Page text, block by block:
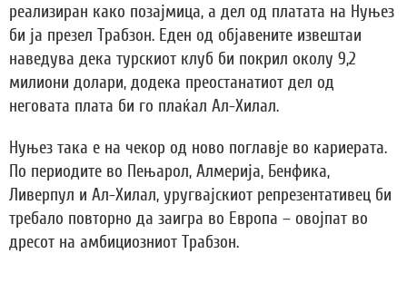
реализиран како позајмица, а дел од платата на Нуњез
би ја презел Трабзон. Еден од објавените извештаи
наведува дека турскиот клуб би покрил околу 9,2
милиони долари, додека преостанатиот дел од
неговата плата би го плаќал Ал-Хилал.
Нуњез така е на чекор од ново поглавје во кариерата.
По периодите во Пењарол, Алмерија, Бенфика,
Ливерпул и Ал-Хилал, уругвајскиот репрезентативец би
требало повторно да заигра во Европа – овојпат во
дресот на амбициозниот Трабзон.